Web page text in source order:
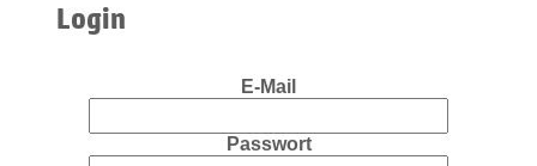
Login
E-Mail
Passwort